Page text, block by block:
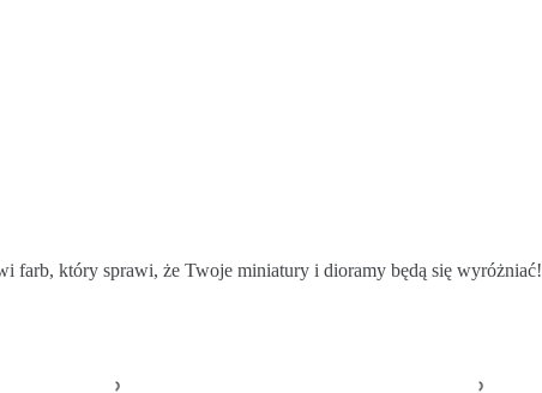
farb, który sprawi, że Twoje miniatury i dioramy będą się wyróżniać!